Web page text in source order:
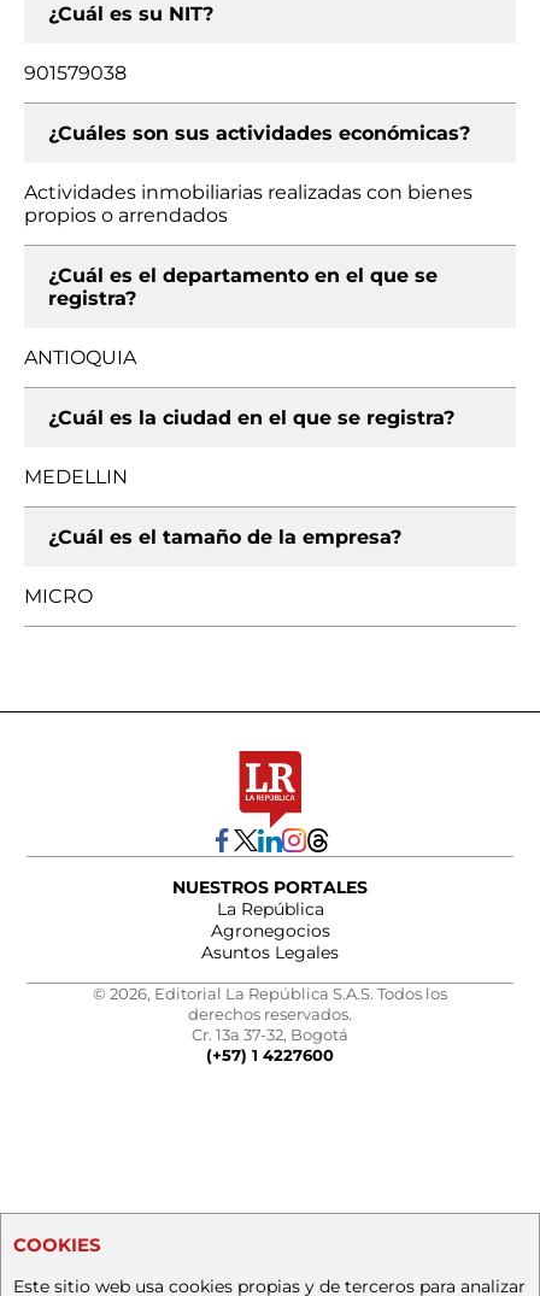
¿Cuál es su NIT?
901579038
¿Cuáles son sus actividades económicas?
Actividades inmobiliarias realizadas con bienes
propios o arrendados
¿Cuál es el departamento en el que se
registra?
ANTIOQUIA
¿Cuál es la ciudad en el que se registra?
MEDELLIN
¿Cuál es el tamaño de la empresa?
MICRO
NUESTROS PORTALES
La República
Agronegocios
Asuntos Legales
© 2026, Editorial La República S.A.S. Todos los
derechos reservados.
Cr. 13a 37-32, Bogotá
(+57) 1 4227600
COOKIES
Este sitio web usa cookies propias y de terceros para analizar